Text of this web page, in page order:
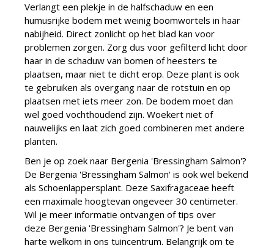
Verlangt een plekje in de halfschaduw en een
humusrijke bodem met weinig boomwortels in haar
nabijheid. Direct zonlicht op het blad kan voor
problemen zorgen. Zorg dus voor gefilterd licht door
haar in de schaduw van bomen of heesters te
plaatsen, maar niet te dicht erop. Deze plant is ook
te gebruiken als overgang naar de rotstuin en op
plaatsen met iets meer zon. De bodem moet dan
wel goed vochthoudend zijn. Woekert niet of
nauwelijks en laat zich goed combineren met andere
planten.
Ben je op zoek naar Bergenia 'Bressingham Salmon'?
De Bergenia 'Bressingham Salmon' is ook wel bekend
als Schoenlappersplant. Deze Saxifragaceae heeft
een maximale hoogtevan ongeveer 30 centimeter.
Wil je meer informatie ontvangen of tips over
deze Bergenia 'Bressingham Salmon'? Je bent van
harte welkom in ons tuincentrum. Belangrijk om te